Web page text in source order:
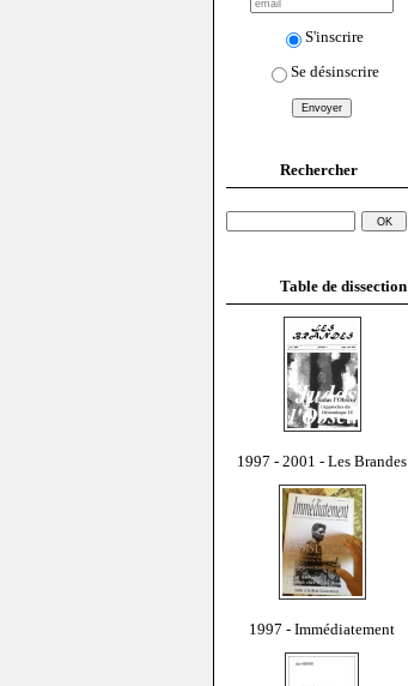
S'inscrire
Se désinscrire
Rechercher
Table de dissection
1997 - 2001 - Les Brandes
1997 - Immédiatement